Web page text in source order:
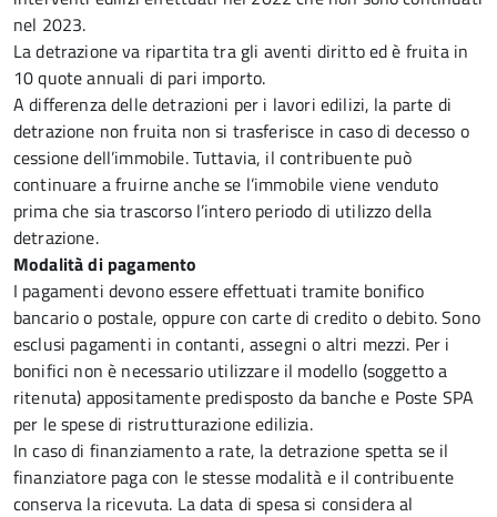
nel 2023.
La detrazione va ripartita tra gli aventi diritto ed è fruita in
10 quote annuali di pari importo.
A differenza delle detrazioni per i lavori edilizi, la parte di
detrazione non fruita non si trasferisce in caso di decesso o
cessione dell’immobile. Tuttavia, il contribuente può
continuare a fruirne anche se l’immobile viene venduto
prima che sia trascorso l’intero periodo di utilizzo della
detrazione.
Modalità di pagamento
I pagamenti devono essere effettuati tramite bonifico
bancario o postale, oppure con carte di credito o debito. Sono
esclusi pagamenti in contanti, assegni o altri mezzi. Per i
bonifici non è necessario utilizzare il modello (soggetto a
ritenuta) appositamente predisposto da banche e Poste SPA
per le spese di ristrutturazione edilizia.
In caso di finanziamento a rate, la detrazione spetta se il
finanziatore paga con le stesse modalità e il contribuente
conserva la ricevuta. La data di spesa si considera al